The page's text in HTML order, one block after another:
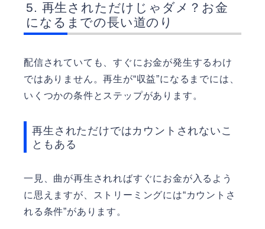
再生されただけじゃダメ？お金
になるまでの長い道のり
配信されていても、すぐにお金が発生するわけ
ではありません。再生が“収益”になるまでには、
いくつかの条件とステップがあります。
再生されただけではカウントされないこ
ともある
一見、曲が再生されればすぐにお金が入るよう
に思えますが、ストリーミングには“カウントさ
れる条件”があります。